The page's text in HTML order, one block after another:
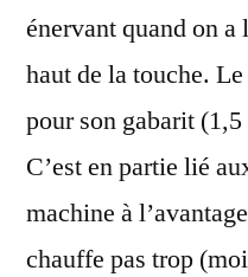
énervant quand on a
haut de la touche.
pour son gabarit
C’est en partie lié
machine à
chauffe pas trop